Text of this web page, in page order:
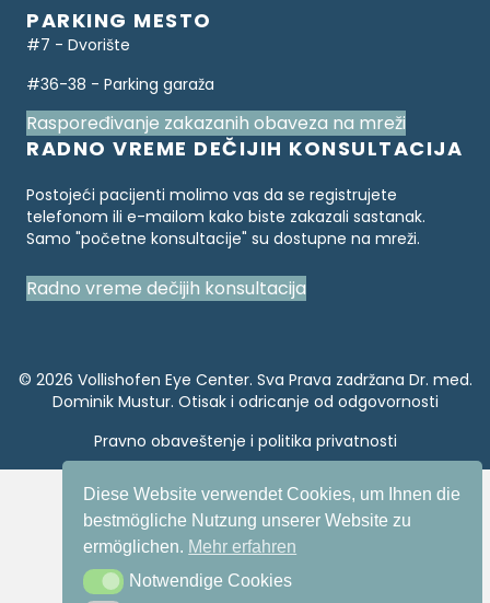
Diese Website verwendet Cookies, um Ihnen die
bestmögliche Nutzung unserer Website zu
ermöglichen. Mehr erfahren
Notwendige Cookies
Notwendige Cookies
PARKING MESTO
#7 - Dvorište
#36-38 - Parking garaža
Raspoređivanje zakazanih obaveza na mreži
RADNO VREME DEČIJIH KONSULTACIJA
Postojeći pacijenti molimo vas da se registrujete
telefonom ili e-mailom kako biste zakazali sastanak.
Samo "početne konsultacije" su dostupne na mreži.
Radno vreme dečijih konsultacija
© 2026 Vollishofen Eye Center. Sva Prava zadržana Dr. med.
Dominik Mustur. Otisak i odricanje od odgovornosti
Pravno obaveštenje i politika privatnosti